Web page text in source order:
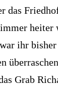
das
heiter
ihr
Grab